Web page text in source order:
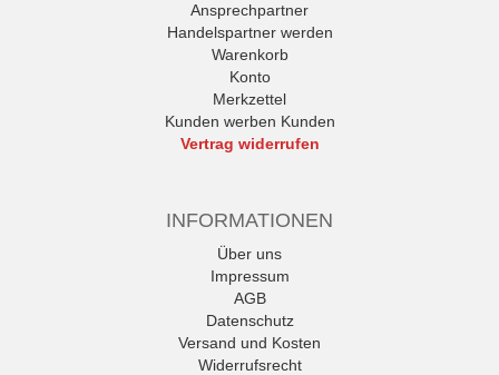
Ansprechpartner
Handelspartner werden
Warenkorb
Konto
Merkzettel
Kunden werben Kunden
Vertrag widerrufen
INFORMATIONEN
Über uns
Impressum
AGB
Datenschutz
Versand und Kosten
Widerrufsrecht